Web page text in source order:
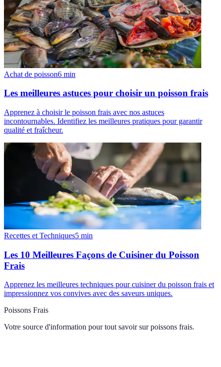
Achat de poisson6 min
Les meilleures astuces pour choisir un poisson frais
Apprenez à choisir le poisson frais avec nos astuces
incontournables. Identifiez les meilleures pratiques pour garantir
qualité et fraîcheur.
Recettes et Techniques5 min
Les 10 Meilleures Façons de Cuisiner du Poisson
Frais
Apprenez les meilleures techniques pour cuisiner du poisson frais et
impressionnez vos convives avec des saveurs uniques.
Poissons Frais
Votre source d'information pour tout savoir sur poissons frais.